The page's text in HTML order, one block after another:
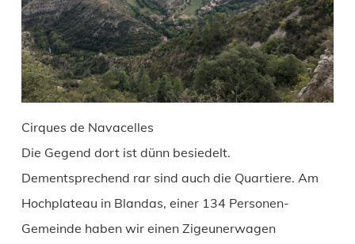
Cirques de Navacelles
Die Gegend dort ist dünn besiedelt.
Dementsprechend rar sind auch die Quartiere. Am
Hochplateau in Blandas, einer 134 Personen-
Gemeinde haben wir einen Zigeunerwagen